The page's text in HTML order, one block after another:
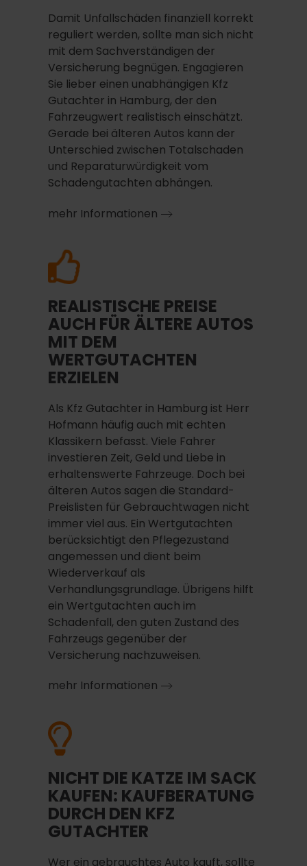
Damit Unfallschäden finanziell korrekt
reguliert werden, sollte man sich nicht
mit dem Sachverständigen der
Versicherung begnügen. Engagieren
Sie lieber einen unabhängigen Kfz
Gutachter in Hamburg, der den
Fahrzeugwert realistisch einschätzt.
Gerade bei älteren Autos kann der
Unterschied zwischen Totalschaden
und Reparaturwürdigkeit vom
Schadengutachten abhängen.
mehr Informationen
REALISTISCHE PREISE
AUCH FÜR ÄLTERE AUTOS
MIT DEM
WERTGUTACHTEN
ERZIELEN
Als Kfz Gutachter in Hamburg ist Herr
Hofmann häufig auch mit echten
Klassikern befasst. Viele Fahrer
investieren Zeit, Geld und Liebe in
erhaltenswerte Fahrzeuge. Doch bei
älteren Autos sagen die Standard-
Preislisten für Gebrauchtwagen nicht
immer viel aus. Ein Wertgutachten
berücksichtigt den Pflegezustand
angemessen und dient beim
Wiederverkauf als
Verhandlungsgrundlage. Übrigens hilft
ein Wertgutachten auch im
Schadenfall, den guten Zustand des
Fahrzeugs gegenüber der
Versicherung nachzuweisen.
mehr Informationen
NICHT DIE KATZE IM SACK
KAUFEN: KAUFBERATUNG
DURCH DEN KFZ
GUTACHTER
Wer ein gebrauchtes Auto kauft, sollte